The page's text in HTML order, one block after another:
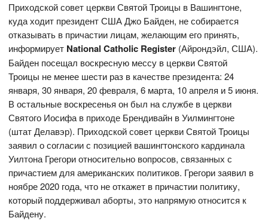
Приходской совет церкви Святой Троицы в Вашингтоне,
куда ходит президент США Джо Байден, не собирается
отказывать в причастии лицам, желающим его принять,
информирует National Catholic Register (Айрондэйл, США).
Байден посещал воскресную мессу в церкви Святой
Троицы не менее шести раз в качестве президента: 24
января, 30 января, 20 февраля, 6 марта, 10 апреля и 5 июня.
В остальные воскресенья он был на службе в церкви
Святого Иосифа в приходе Брендивайн в Уилмингтоне
(штат Делавэр). Приходской совет церкви Святой Троицы
заявил о согласии с позицией вашингтонского кардинала
Уилтона Грегори относительно вопросов, связанных с
причастием для американских политиков. Грегори заявил в
ноябре 2020 года, что не откажет в причастии политику,
который поддерживал аборты, это напрямую относится к
Байдену.